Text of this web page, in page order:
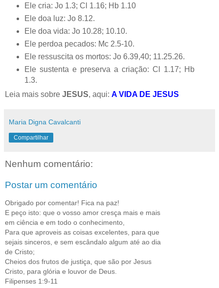
Ele cria: Jo 1.3; Cl 1.16; Hb 1.10
Ele doa luz: Jo 8.12.
Ele doa vida: Jo 10.28; 10.10.
Ele perdoa pecados: Mc 2.5-10.
Ele ressuscita os mortos: Jo 6.39,40; 11.25.26.
Ele sustenta e preserva a criação: Cl 1.17; Hb
1.3.
Leia mais sobre JESUS, aqui: A VIDA DE JESUS
Maria Digna Cavalcanti
Compartilhar
Nenhum comentário:
Postar um comentário
Obrigado por comentar! Fica na paz!
E peço isto: que o vosso amor cresça mais e mais
em ciência e em todo o conhecimento,
Para que aproveis as coisas excelentes, para que
sejais sinceros, e sem escândalo algum até ao dia
de Cristo;
Cheios dos frutos de justiça, que são por Jesus
Cristo, para glória e louvor de Deus.
Filipenses 1:9-11